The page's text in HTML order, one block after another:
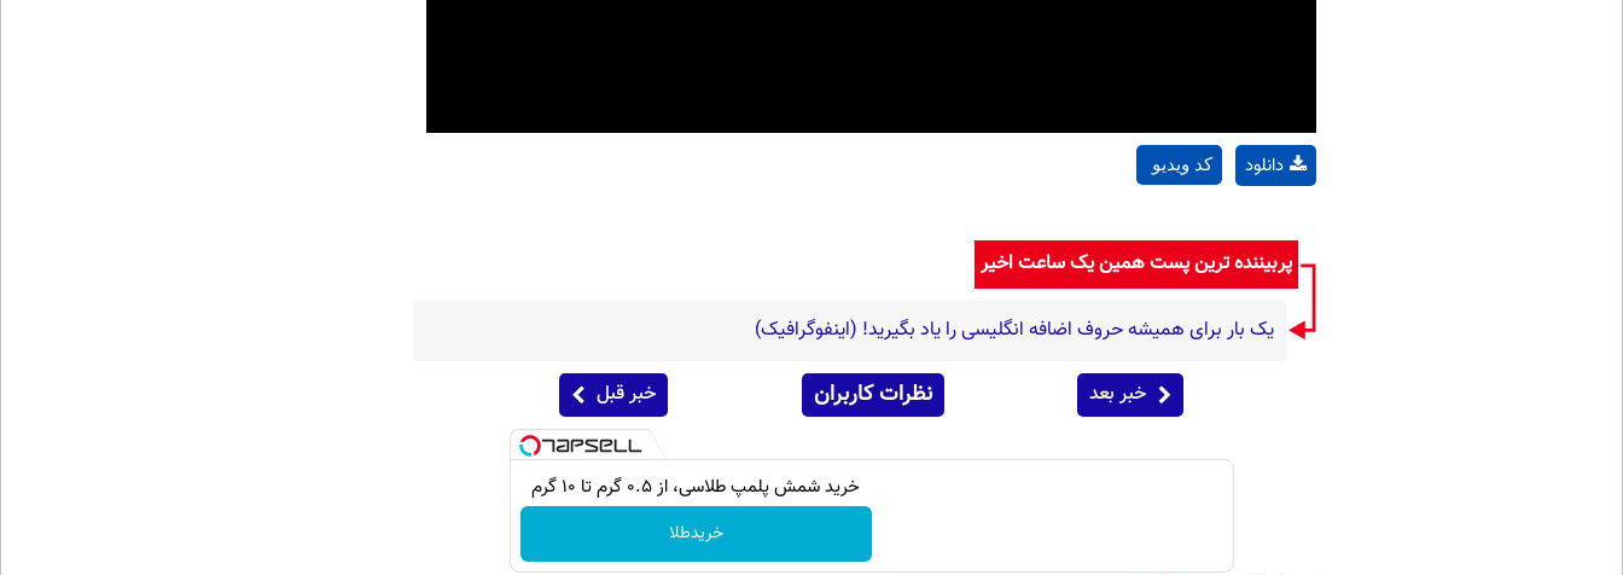
کد ویدیو دانلود
پربیننده ترین پست همین یک ساعت اخیر
یک بار برای همیشه حروف اضافه انگلیسی را یاد بگیرید! (اینفوگرافیک)
خبر بعد نظرات کاربران خبر قبل
خرید شمش پلمپ طلاسی، از ۰.۵ گرم تا ۱۰ گرم
خریدطلا